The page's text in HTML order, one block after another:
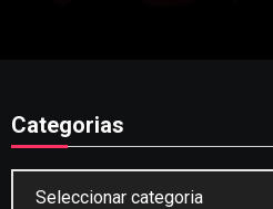
Categorias